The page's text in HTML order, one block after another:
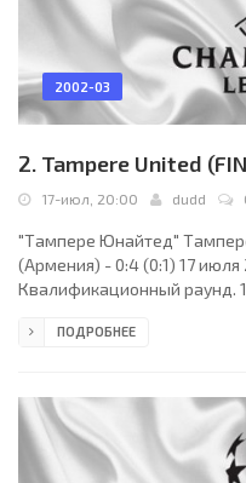
2002-03
2. Tampere United
17-июл, 20:00 dudd
"Тампере Юнайтед"
(Армения) - 0:4 (0:1) 17 июля
Квалификационный раунд.
(Румыния). "Тампере
Карагезян, Стефанович,
Траоре, Минасян (Мелоян,
ПОДРОБНЕЕ